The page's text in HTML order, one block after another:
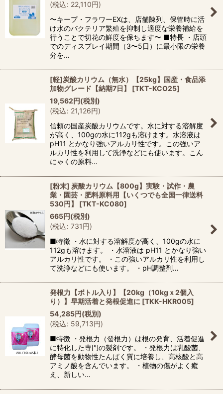
(税込: 22,110円)
〜キープ・フラワーEXは、店舗陳列、保管時に活
け水のバクテリア繁殖を抑制し適度な栄養補給を
行うことで切花の鮮度を保ちます〜 ■特長 ・店頭
でのディスプレイ期間（3〜5日）に最小限の栄養
分を…
[軽]炭酸カリウム（無水）【25kg】国産・食品添
加物グレード【納期7日】
[TKT-KCO25]
19,562円(税別)
(税込: 21,126円)
信頼の国産炭酸カリウムです。水に対する溶解度
が高く、100gの水に112gも溶けます。水溶液は
pH11 とかなり強いアルカリ性です。この強いア
ルカリ性を利用して洗浄などにも使います。こん
にゃくの原料…
[粉末] 炭酸カリウム【800g】実験・試作・農
業・園芸・肥料原料用【いくつでも全国一律送料
530円】
[TKT-KC080]
665円(税別)
(税込: 731円)
■特徴 ・水に対する溶解度が高く、100gの水に
112gも溶けます。 ・水溶液は pH11 とかなり強い
アルカリ性です。 ・この強いアルカリ性を利用し
て洗浄などにも使います。 ・pH調整剤…
発根力【ボトル入り】【20kg（10kgｘ2個入
り）】早期活着と発根促進に [TKK-HKR005]
54,285円(税別)
(税込: 59,713円)
■特徴 ・発根力（發根力）は根の発育、活着促進
に特化した専門の製剤です。 ・発根力は乳酸菌、
酵母菌を動物性たんぱく質に培養し、高核酸と高
アミノ酸を含んでいます。 ・植物の傷がよく癒
え、新しい…